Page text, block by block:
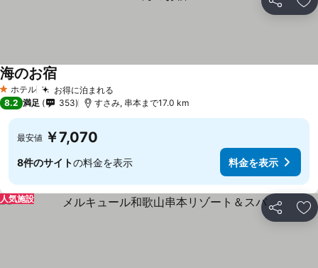
シェア お
1 ホテルのランク
ホテル お得に泊まれる
海のお宿
8.2 満足 353 すさみ, 串本まで17.0 km
最安値 ￥7,070
8件のサイトの料金を表示 料金を表示
シェア お
人気施設